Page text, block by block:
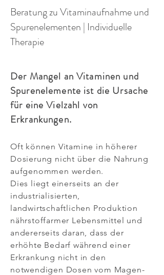
Beratung zu Vitaminaufnahme und
Spurenelementen | Individuelle
Therapie
Der Mangel an Vitaminen und
Spurenelemente ist die Ursache
für eine Vielzahl von
Erkrankungen.
Oft können Vitamine in höherer
Dosierung nicht über die Nahrung
aufgenommen werden.
Dies liegt einerseits an der
industrialisierten,
landwirtschaftlichen Produktion
nährstoffarmer Lebensmittel und
andererseits daran, dass der
erhöhte Bedarf während einer
Erkrankung nicht in den
notwendigen Dosen vom Magen-